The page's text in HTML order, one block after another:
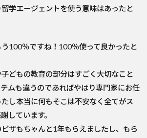
学エージェントを使う意味はあったと
う100％ですね！100％使って良かったと
子どもの教育の部分はすごく大切なこと
ムも違うのであればやはり専門家にお任
し本当に何もそこは不安なく全てがス
しています。
ビザもちゃんと1年もらえましたし、もら